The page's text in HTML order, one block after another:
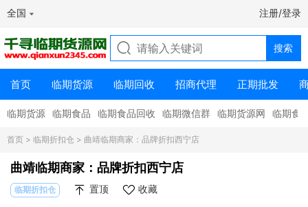
全国 注册/登录
首页 临期货源 临期回收 招商代理 正期批发
临期货源 临期食品 临期食品回收 临期微信群 临期货源网 临期食
首页 > 临期折扣仓 > 曲靖临期商家：品牌折扣西宁店
曲靖临期商家：品牌折扣西宁店
临期折扣仓 置顶 收藏